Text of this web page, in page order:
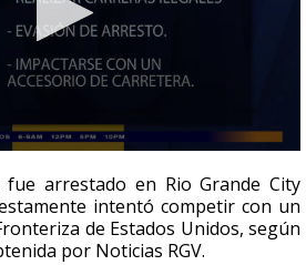
arrestado en Rio Grande City
intentó competir con un
de Estados Unidos, según
por Noticias RGV.